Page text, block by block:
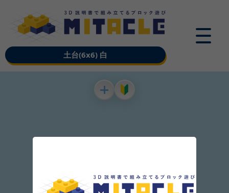
土台(6x6) 白